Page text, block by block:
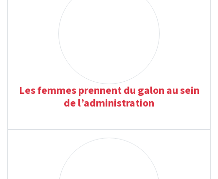
Les femmes prennent du galon au sein
de l’administration